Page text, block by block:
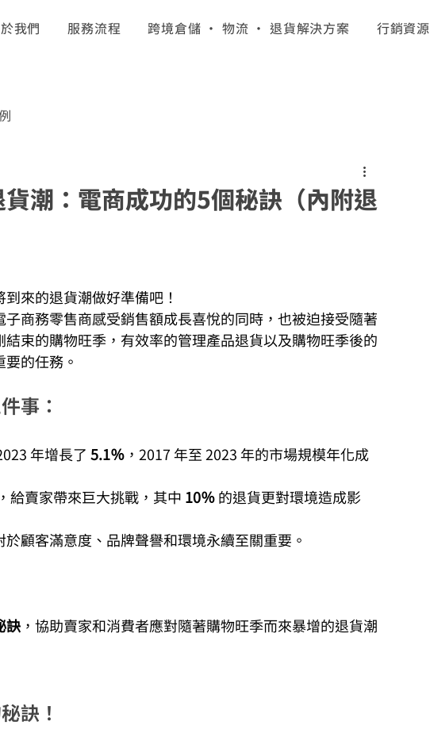
我們 服務流程 跨境倉儲 · 物流 · 退貨解決方案 行銷資源
潮：電商成功的5個秘訣（內附退
來的退貨潮做好準備吧！
商務零售商感受銷售額成長喜悅的同時，也被迫接受隨著
束的購物旺季，有效率的管理產品退貨以及購物旺季後的
的任務。
事：
年增長了 5.1％ ，2017 年至 2023 年的市場規模年化成
，給賣家帶來巨大挑戰，其中 10％ 的退貨更對環境造成影
顧客滿意度、品牌聲譽和環境永續至關重要。
訣 ，協助賣家和消費者應對隨著購物旺季而來暴增的退貨潮
訣！